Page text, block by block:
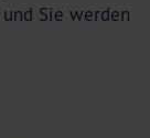
Sie werden